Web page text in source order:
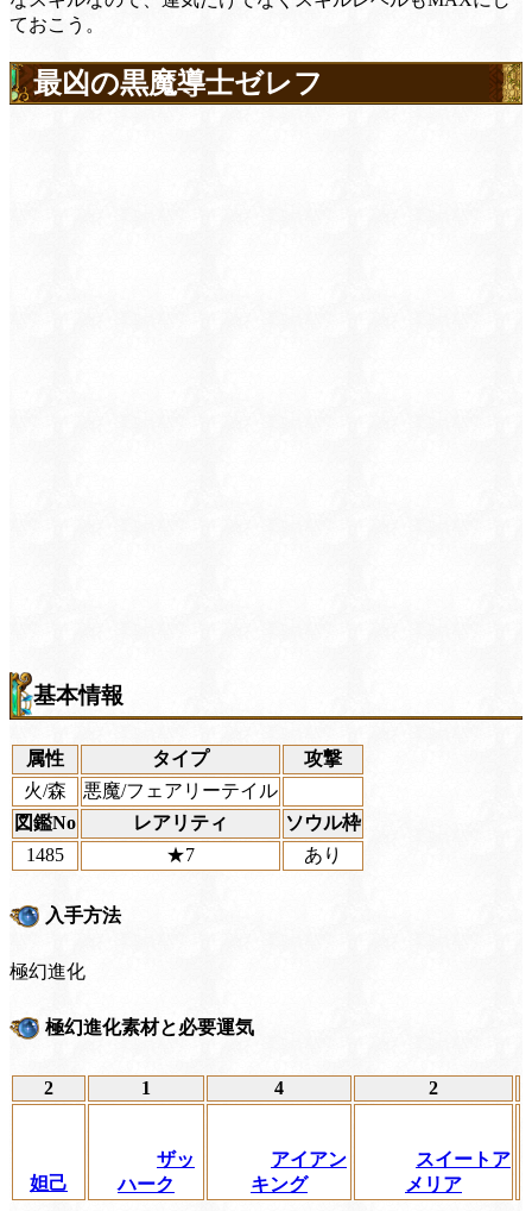
ておこう。
最凶の黒魔導士ゼレフ
基本情報
属性 タイプ
攻撃
火/森
悪魔/フェアリーテイル
図鑑No
レアリティ
ソウル枠
1485
★7 あり
入手方法
極幻進化
極幻進化素材と必要運気
2 1 4 2
妲己
ザッ
ハーク
アイアン
キング
スイートア
メリア